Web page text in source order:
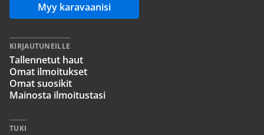
Myy karavaanisi
KIRJAUTUNEILLE
Tallennetut haut
Omat ilmoitukset
Omat suosikit
Mainosta ilmoitustasi
TUKI